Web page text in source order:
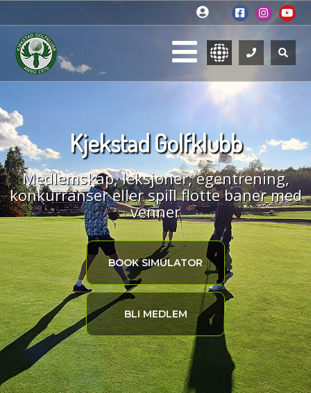
Kjekstad Golfklubb
Medlemskap, leksjoner, egentrening,
konkurranser eller spill flotte baner med
venner
BOOK SIMULATOR
BLI MEDLEM